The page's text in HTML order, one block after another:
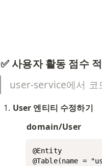
✅ 사용자 활동 점수
user-service에서 코
User 엔티티 수정하기
domain/User
@Entity
@Table(name =